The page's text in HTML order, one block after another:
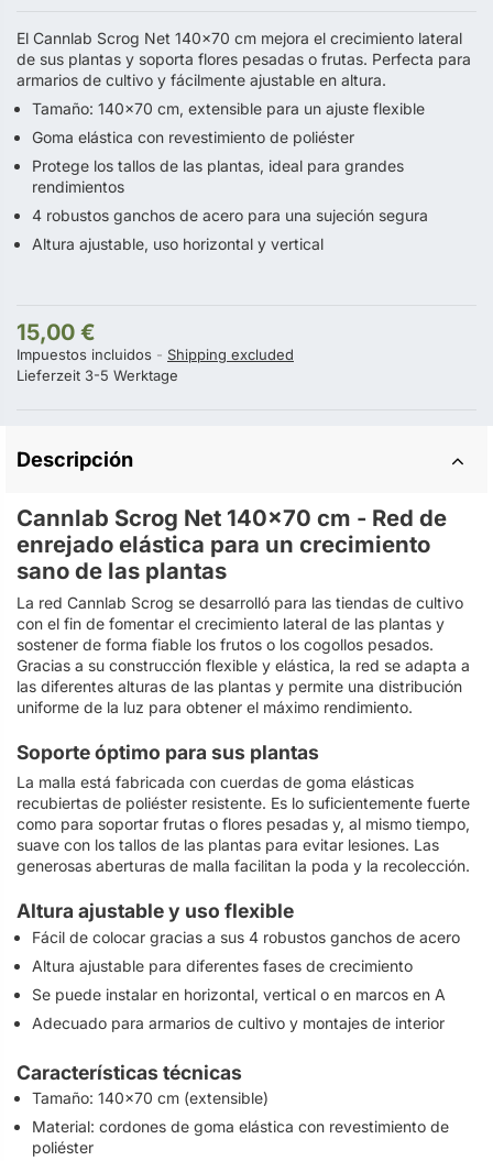
El Cannlab Scrog Net 140x70 cm mejora el crecimiento lateral
de sus plantas y soporta flores pesadas o frutas. Perfecta para
armarios de cultivo y fácilmente ajustable en altura.
Tamaño: 140x70 cm, extensible para un ajuste flexible
Goma elástica con revestimiento de poliéster
Protege los tallos de las plantas, ideal para grandes
rendimientos
4 robustos ganchos de acero para una sujeción segura
Altura ajustable, uso horizontal y vertical
15,00 €
Impuestos incluidos
Shipping excluded
Lieferzeit 3-5 Werktage
Descripción
Cannlab Scrog Net 140x70 cm - Red de
enrejado elástica para un crecimiento
sano de las plantas
La red Cannlab Scrog se desarrolló para las tiendas de cultivo
con el fin de fomentar el crecimiento lateral de las plantas y
sostener de forma fiable los frutos o los cogollos pesados.
Gracias a su construcción flexible y elástica, la red se adapta a
las diferentes alturas de las plantas y permite una distribución
uniforme de la luz para obtener el máximo rendimiento.
Soporte óptimo para sus plantas
La malla está fabricada con cuerdas de goma elásticas
recubiertas de poliéster resistente. Es lo suficientemente fuerte
como para soportar frutas o flores pesadas y, al mismo tiempo,
suave con los tallos de las plantas para evitar lesiones. Las
generosas aberturas de malla facilitan la poda y la recolección.
Altura ajustable y uso flexible
Fácil de colocar gracias a sus 4 robustos ganchos de acero
Altura ajustable para diferentes fases de crecimiento
Se puede instalar en horizontal, vertical o en marcos en A
Adecuado para armarios de cultivo y montajes de interior
Características técnicas
Tamaño: 140x70 cm (extensible)
Material: cordones de goma elástica con revestimiento de
poliéster